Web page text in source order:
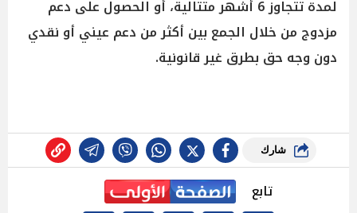
لمدة تتجاوز 6 أشهر متتالية، أو الحصول على دعم
مزدوج من خلال الجمع بين أكثر من دعم عيني أو نقدي
دون وجه حق بطرق غير قانونية.
شارك
تابع